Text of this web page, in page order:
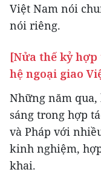
Việt Nam nói
nói riêng.
[Nửa thế kỷ
hệ ngoại giao
Những năm
sáng trong hợp
và Pháp với
kinh nghiệm,
khai.